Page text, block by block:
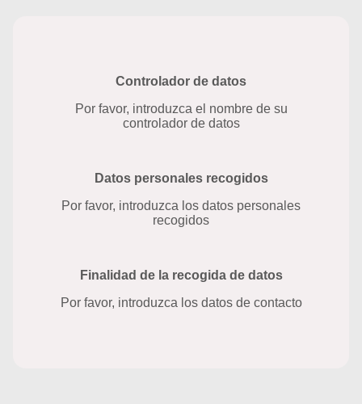
Controlador de datos
Por favor, introduzca el nombre de su
controlador de datos
Datos personales recogidos
Por favor, introduzca los datos personales
recogidos
Finalidad de la recogida de datos
Por favor, introduzca los datos de contacto